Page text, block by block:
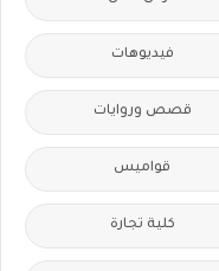
فيديوهات
قصص وروايات
قواميس
كلية تجارة